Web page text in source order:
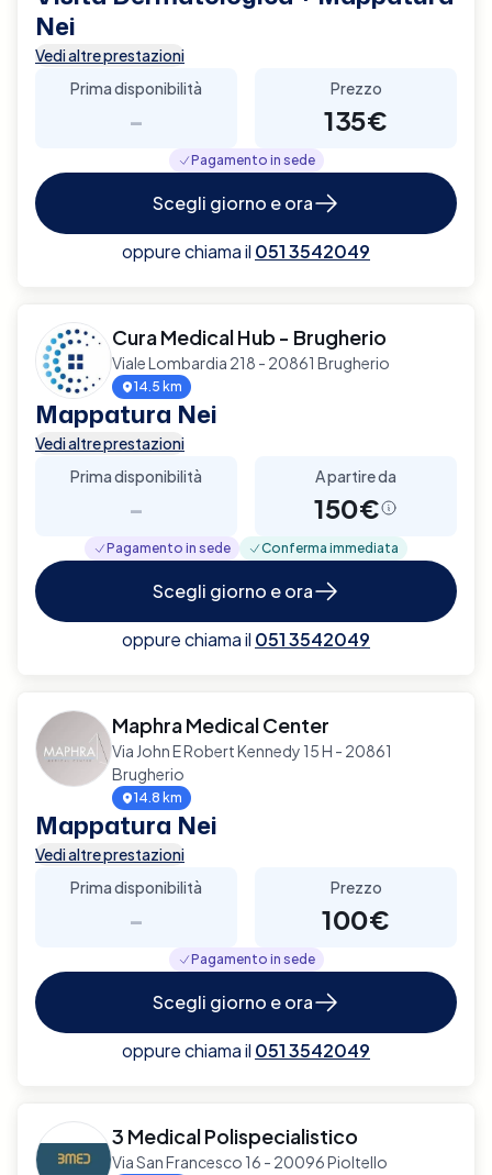
Nei
Vedi altre prestazioni
Prima disponibilità
-
Prezzo
135€
Pagamento in sede
Scegli giorno e ora
oppure chiama il 051 3542049
Cura Medical Hub - Brugherio
Viale Lombardia 218 - 20861 Brugherio
14.5 km
Mappatura Nei
Vedi altre prestazioni
Prima disponibilità
-
A partire da
150€
Pagamento in sede Conferma immediata
Scegli giorno e ora
oppure chiama il 051 3542049
Maphra Medical Center
Via John E Robert Kennedy 15 H - 20861
Brugherio
14.8 km
Mappatura Nei
Vedi altre prestazioni
Prima disponibilità
-
Prezzo
100€
Pagamento in sede
Scegli giorno e ora
oppure chiama il 051 3542049
3 Medical Polispecialistico
Via San Francesco 16 - 20096 Pioltello